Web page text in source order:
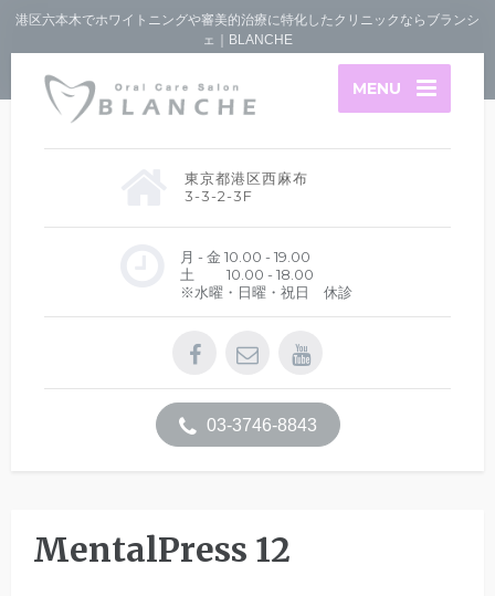
港区六本木でホワイトニングや審美的治療に特化したクリニックならブランシ
ェ｜BLANCHE
MENU
東京都港区西麻布
3-3-2-3F
月 - 金 10.00 - 19.00
土 10.00 - 18.00
※水曜・日曜・祝日 休診
03-3746-8843
MentalPress 12